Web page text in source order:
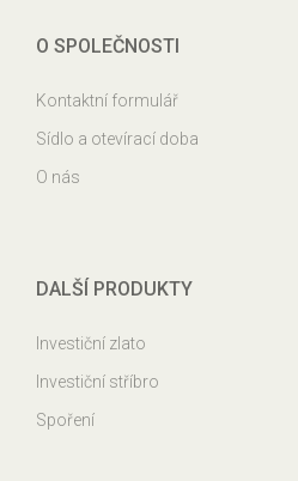
O SPOLEČNOSTI
Kontaktní formulář
Sídlo a otevírací doba
O nás
DALŠÍ PRODUKTY
Investiční zlato
Investiční stříbro
Spoření